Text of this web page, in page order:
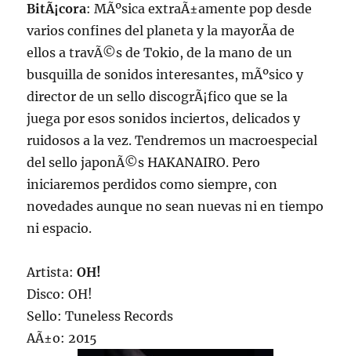
BitÃ¡cora: MÃºsica extraÃ±amente pop desde
varios confines del planeta y la mayorÃ­a de
ellos a travÃ©s de Tokio, de la mano de un
busquilla de sonidos interesantes, mÃºsico y
director de un sello discogrÃ¡fico que se la
juega por esos sonidos inciertos, delicados y
ruidosos a la vez. Tendremos un macroespecial
del sello japonÃ©s HAKANAIRO. Pero
iniciaremos perdidos como siempre, con
novedades aunque no sean nuevas ni en tiempo
ni espacio.
Artista:OH!
Disco: OH!
Sello: Tuneless Records
AÃ±o: 2015